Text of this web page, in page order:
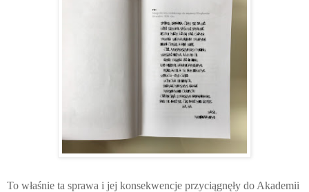
To właśnie ta sprawa i jej konsekwencje przyciągnęły do Akademii